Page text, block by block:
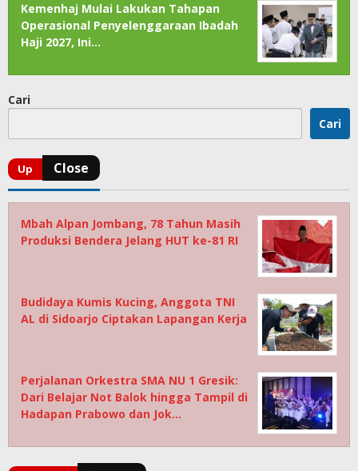
Kemenhaj Mulai Lakukan Tahapan
Operasional Penyelenggaraan Ibadah
Haji 2027, Ini…
Cari
Cari
Mbah Alpan Jombang, 78 Tahun Masih
Produksi Bendera Jelang HUT ke-81 RI
Budidaya Kumis Kucing, Anggota TNI
AL di Sidoarjo Ciptakan Lapangan Kerja
Perjalanan Orkestra SMA NU 1 Gresik:
Dari Belajar Not Balok hingga Tampil di
Hadapan Prabowo dan Jok…